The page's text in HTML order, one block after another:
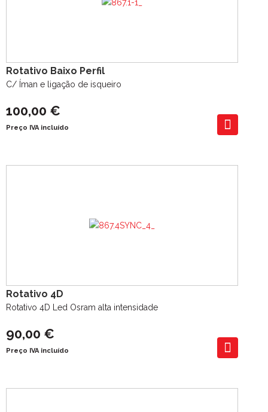
Rotativo Baixo Perfil
C/ Íman e ligação de isqueiro
100,00 €
Preço IVA incluído
Rotativo 4D
Rotativo 4D Led Osram alta intensidade
90,00 €
Preço IVA incluído